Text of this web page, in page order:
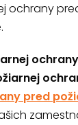
ochrany
ochrany
pred